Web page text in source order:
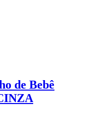
de Bebê